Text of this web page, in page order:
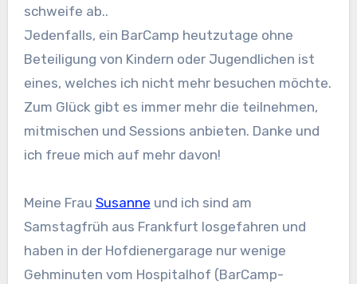
schweife ab..
Jedenfalls, ein BarCamp heutzutage ohne
Beteiligung von Kindern oder Jugendlichen ist
eines, welches ich nicht mehr besuchen möchte.
Zum Glück gibt es immer mehr die teilnehmen,
mitmischen und Sessions anbieten. Danke und
ich freue mich auf mehr davon!
Meine Frau Susanne und ich sind am
Samstagfrüh aus Frankfurt losgefahren und
haben in der Hofdienergarage nur wenige
Gehminuten vom Hospitalhof (BarCamp-